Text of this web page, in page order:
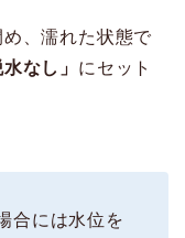
、濡れた状態で
なし」 にセット
合には水位を